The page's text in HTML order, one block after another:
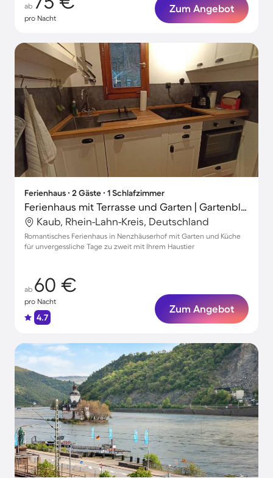
ab
pro Nacht
Zum Angebot
Ferienhaus ∙ 2 Gäste ∙ 1 Schlafzimmer
Ferienhaus mit Terrasse und Garten | Gartenblick
Kaub, Rhein-Lahn-Kreis, Deutschland
Romantisches Ferienhaus in Nenzhäuserhof mit Garten und Küche
für unvergessliche Tage zu zweit mit Ihrem Haustier
ab 60 €
pro Nacht
4.7
Zum Angebot